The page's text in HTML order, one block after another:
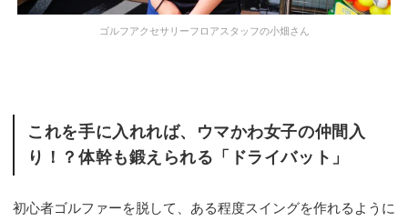
ゴルフアクセサリーフロアスタッフの小畑さん
これを手に入れれば、ウマかわ女子の仲間入
り！？体幹も鍛えられる「ドライバット」
初心者ゴルファーを脱して、ある程度スイングを作れるように